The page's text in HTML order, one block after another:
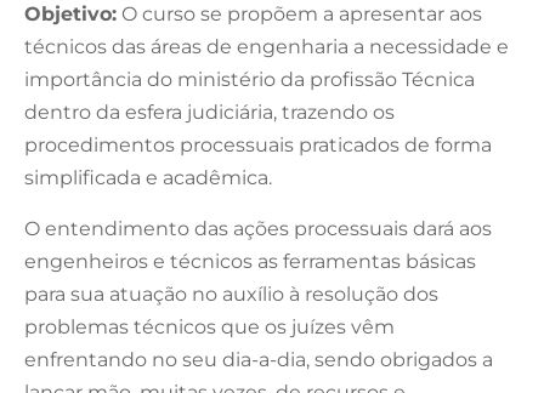
Objetivo: O curso se propõem a apresentar aos
técnicos das áreas de engenharia a necessidade e
importância do ministério da profissão Técnica
dentro da esfera judiciária, trazendo os
procedimentos processuais praticados de forma
simplificada e acadêmica.
O entendimento das ações processuais dará aos
engenheiros e técnicos as ferramentas básicas
para sua atuação no auxílio à resolução dos
problemas técnicos que os juízes vêm
enfrentando no seu dia-a-dia, sendo obrigados a